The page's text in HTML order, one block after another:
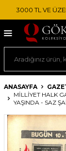
3000 TL VE
ANASAYFA
MILLIYET HALK
YAŞINDA - SAZ